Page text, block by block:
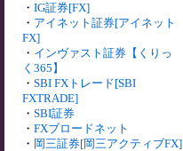
・ IG証券[FX]
・ アイネット証券[アイネット
FX]
・ インヴァスト証券【くりっ
く365】
・ SBI FXトレード[SBI
FXTRADE]
・ SBI証券
・ FXブロードネット
・ 岡三証券[岡三アクティブFX]